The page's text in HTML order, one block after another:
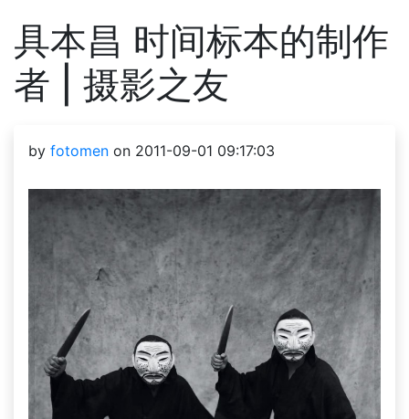
具本昌 时间标本的制作
者 | 摄影之友
by fotomen on 2011-09-01 09:17:03